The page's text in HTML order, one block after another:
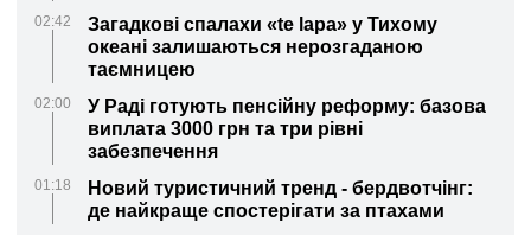
02:42
Загадкові спалахи «te lapa» у Тихому
океані залишаються нерозгаданою
таємницею
02:00
У Раді готують пенсійну реформу: базова
виплата 3000 грн та три рівні
забезпечення
01:18
Новий туристичний тренд - бердвотчінг:
де найкраще спостерігати за птахами